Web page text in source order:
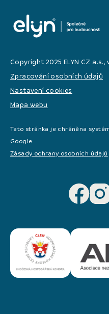
Copyright 2025 ELYN CZ
Zpracování osobních údajů
Nastavení cookies
Mapa webu
Tato stránka je chráněna
Google
Zásady ochrany osobních údajů